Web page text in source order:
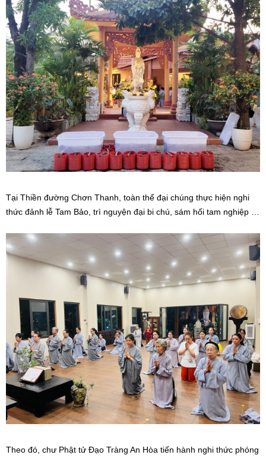
Tại Thiền đường Chơn Thanh, toàn thể đại chúng thực hiện nghi
thức đảnh lễ Tam Bảo, trì nguyện đại bi chú, sám hối tam nghiệp …
Theo đó, chư Phật tử Đạo Tràng An Hòa tiến hành nghi thức phóng